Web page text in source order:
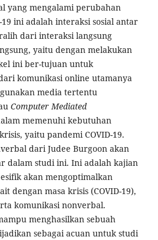
yang mengalami perubahan
ini adalah interaksi sosial antar
dari interaksi langsung
yaitu dengan melakukan
ini ber-tujuan untuk
komunikasi online utamanya
media tertentu
Computer Mediated
memenuhi kebutuhan
yaitu pandemi COVID-19.
dari Judee Burgoon akan
dalam studi ini. Ini adalah kajian
akan mengoptimalkan
dengan masa krisis (COVID-19),
komunikasi nonverbal.
menghasilkan sebuah
sebagai acuan untuk studi